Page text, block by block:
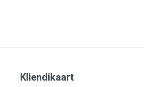
Kliendikaart